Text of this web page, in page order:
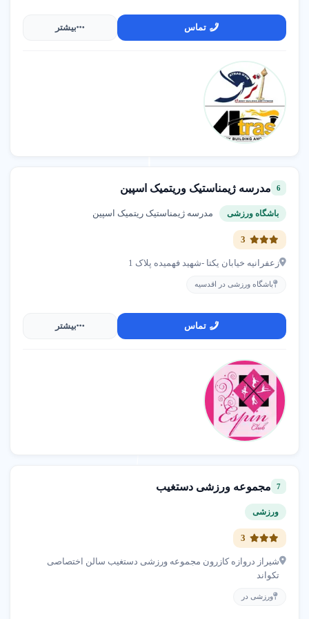
انتخاب کنید.
دسته بندی اصلی انواع مجموعه ورزشی
هر نوع مجموعه ورزشی بر اساس کاربری،
امکانات و جامعه هدف خود ویژگی های خاصی
دارد.
مجموعه ورزشی چند منظوره : شامل سالن بدنسازی،
مناسب برای کل خانواده و همه سلیقه ها.
مجموعه ورزشی تخصصی بدنسازی
تجهیزات پیشرفته بدنسازی و پاورلیفتینگ. مناسب
برای ورزشکاران حرفه ای.
مجموعه ورزشی بانوان
مجموعه ورزشی خانوادگی
: محیطی امن و دوستانه با
برنامه های مشترک برای والدین و کودکان. اغلب
مجموعه ورزشی سرپوشیده
سال با کنترل دما و شرایط جوی. مناسب برای
مناطق با آب و هوای نامناسب.
برای انتخاب مجموعه ورزشی با کیفیت بالا در
تهران و لذت بردن از محیطی امن و حرفه ای،
رعایت این نکات ضروری است.
تماس بیشتر
6 مدرسه ژیمناستیک وریتمیک اسپین
باشگاه ورزشی مدرسه ژیمناستیک ریتمیک اسپین
زعفرانیه خیابان یکتا -شهید فهمیده پلاک 1
باشگاه ورزشی در اقدسیه
تماس بیشتر
7 مجموعه ورزشی دستغیب
ورزشی
شیراز دروازه کازرون مجموعه ورزشی دستغیب سالن اختصاصی
تکواند
ورزشی در